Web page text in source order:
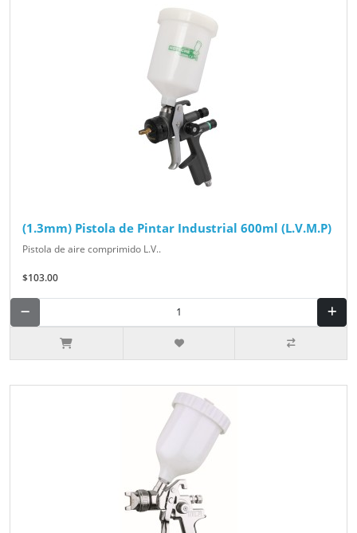
(1.3mm) Pistola de Pintar Industrial 600ml (L.V.M.P)
Pistola de aire comprimido L.V..
$103.00